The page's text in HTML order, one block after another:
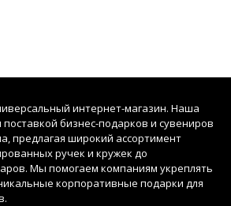
интернет-магазин. Наша
бизнес-подарков и сувениров
предлагая широкий ассортимент
ручек и кружек до
Мы помогаем компаниям укреплять
корпоративные подарки для